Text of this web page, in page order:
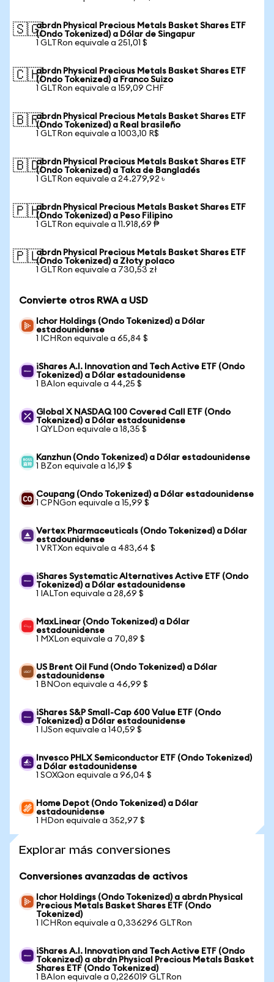
🇸🇬abrdn Physical Precious Metals Basket Shares ETF
(Ondo Tokenized) a Dólar de Singapur
1 GLTRon equivale a 251,01 $
🇨🇭abrdn Physical Precious Metals Basket Shares ETF
(Ondo Tokenized) a Franco Suizo
1 GLTRon equivale a 159,09 CHF
🇧🇷abrdn Physical Precious Metals Basket Shares ETF
(Ondo Tokenized) a Real brasileño
1 GLTRon equivale a 1003,10 R$
🇧🇩abrdn Physical Precious Metals Basket Shares ETF
(Ondo Tokenized) a Taka de Bangladés
1 GLTRon equivale a 24.279,92 ৳
🇵🇭abrdn Physical Precious Metals Basket Shares ETF
(Ondo Tokenized) a Peso Filipino
1 GLTRon equivale a 11.918,69 ₱
🇵🇱abrdn Physical Precious Metals Basket Shares ETF
(Ondo Tokenized) a Złoty polaco
1 GLTRon equivale a 730,53 zł
Convierte otros RWA a USD
Ichor Holdings (Ondo Tokenized) a Dólar
estadounidense
1 ICHRon equivale a 65,84 $
iShares A.I. Innovation and Tech Active ETF (Ondo
Tokenized) a Dólar estadounidense
1 BAIon equivale a 44,25 $
Global X NASDAQ 100 Covered Call ETF (Ondo
Tokenized) a Dólar estadounidense
1 QYLDon equivale a 18,35 $
Kanzhun (Ondo Tokenized) a Dólar estadounidense
1 BZon equivale a 16,19 $
Coupang (Ondo Tokenized) a Dólar estadounidense
1 CPNGon equivale a 15,99 $
Vertex Pharmaceuticals (Ondo Tokenized) a Dólar
estadounidense
1 VRTXon equivale a 483,64 $
iShares Systematic Alternatives Active ETF (Ondo
Tokenized) a Dólar estadounidense
1 IALTon equivale a 28,69 $
MaxLinear (Ondo Tokenized) a Dólar
estadounidense
1 MXLon equivale a 70,89 $
US Brent Oil Fund (Ondo Tokenized) a Dólar
estadounidense
1 BNOon equivale a 46,99 $
iShares S&P Small-Cap 600 Value ETF (Ondo
Tokenized) a Dólar estadounidense
1 IJSon equivale a 140,59 $
Invesco PHLX Semiconductor ETF (Ondo Tokenized)
a Dólar estadounidense
1 SOXQon equivale a 96,04 $
Home Depot (Ondo Tokenized) a Dólar
estadounidense
1 HDon equivale a 352,97 $
Explorar más conversiones
Conversiones avanzadas de activos
Ichor Holdings (Ondo Tokenized) a abrdn Physical
Precious Metals Basket Shares ETF (Ondo
Tokenized)
1 ICHRon equivale a 0,336296 GLTRon
iShares A.I. Innovation and Tech Active ETF (Ondo
Tokenized) a abrdn Physical Precious Metals Basket
Shares ETF (Ondo Tokenized)
1 BAIon equivale a 0,226019 GLTRon